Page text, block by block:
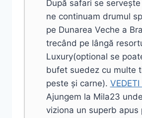
După safari se
ne continuam drumul
pe Dunarea Veche a
trecând pe lângă
Luxury(optional se
bufet suedez cu multe
peste și carne). VEDETI
Ajungem la Mila23
viziona un superb apus